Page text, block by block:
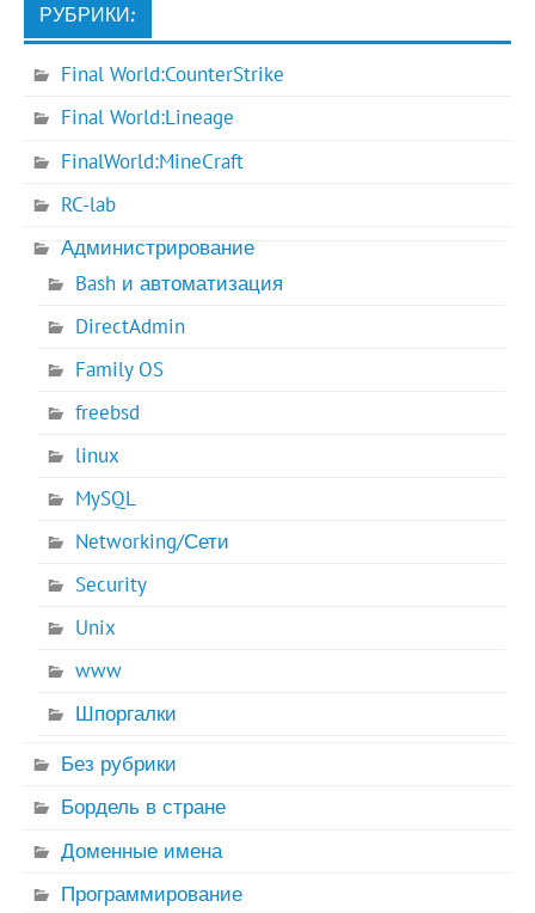
РУБРИКИ:
Final World:CounterStrike
Final World:Lineage
FinalWorld:MineCraft
RC-lab
Администрирование
Bash и автоматизация
DirectAdmin
Family OS
freebsd
linux
MySQL
Networking/Сети
Security
Unix
www
Шпоргалки
Без рубрики
Бордель в стране
Доменные имена
Программирование